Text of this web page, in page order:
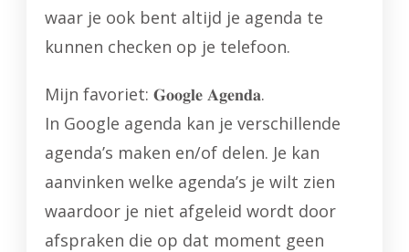
waar je ook bent altijd je agenda te
kunnen checken op je telefoon.
Mijn favoriet: 𝐆𝐨𝐨𝐠𝐥𝐞 𝐀𝐠𝐞𝐧𝐝𝐚.
In Google agenda kan je verschillende
agenda’s maken en/of delen. Je kan
aanvinken welke agenda’s je wilt zien
waardoor je niet afgeleid wordt door
afspraken die op dat moment geen